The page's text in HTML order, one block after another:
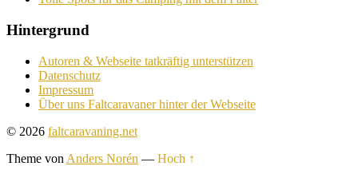
Hintergrund
Autoren & Webseite tatkräftig unterstützen
Datenschutz
Impressum
Über uns Faltcaravaner hinter der Webseite
© 2026 faltcaravaning.net
Theme von Anders Norén — Hoch ↑